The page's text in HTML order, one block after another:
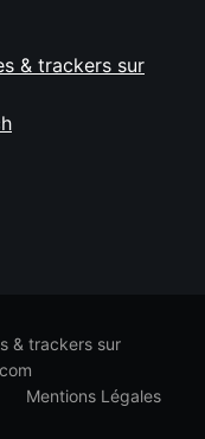
& trackers sur
& trackers sur
Mentions Légales